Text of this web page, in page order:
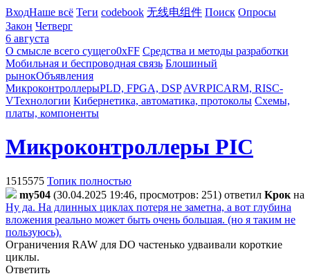
ВходНаше всё Теги codebook 无线电组件 Поиск Опросы
Закон Четверг
6 августа
О смысле всего сущего0xFF Средства и методы разработки
Мобильная и беспроводная связь Блошиный
рынокОбъявления
МикроконтроллерыPLD, FPGA, DSP AVRPICARM, RISC-
VТехнологии Кибернетика, автоматика, протоколы Схемы,
платы, компоненты
Микроконтроллеры PIC
1515575 Топик полностью
my504 (30.04.2025 19:46, просмотров: 251) ответил Kpoк на
Ну да. На длинных циклах потеря не заметна, а вот глубина
вложения реально может быть очень большая. (но я таким не
пользуюсь).
Ограничения RAW для DO частенько удваивали короткие
циклы.
Ответить